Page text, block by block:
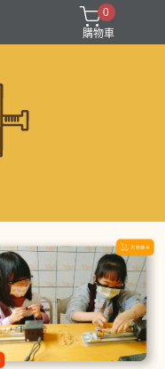
0
購物車